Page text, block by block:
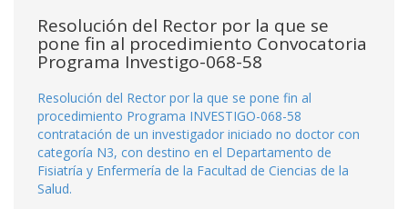
Resolución del Rector por la que se
pone fin al procedimiento Convocatoria
Programa Investigo-068-58
Resolución del Rector por la que se pone fin al
procedimiento Programa INVESTIGO-068-58
contratación de un investigador iniciado no doctor con
categoría N3, con destino en el Departamento de
Fisiatría y Enfermería de la Facultad de Ciencias de la
Salud.